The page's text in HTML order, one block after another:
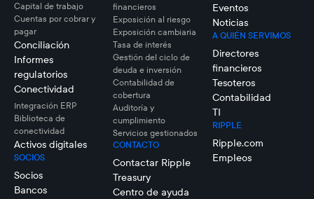
Capital de trabajo
Cuentas por cobrar y
pagar
Conciliación
Informes
regulatorios
Conectividad
Integración ERP
Biblioteca de
conectividad
Activos digitales
SOCIOS
Socios
Bancos
financieros
Exposición al riesgo
Exposición cambiaria
Tasa de interés
Gestión del ciclo de
deuda e inversión
Contabilidad de
cobertura
Auditoría y
cumplimiento
Servicios gestionados
CONTACTO
Contactar Ripple
Treasury
Centro de ayuda
Eventos
Noticias
A QUIÉN SERVIMOS
Directores
financieros
Tesoteros
Contabilidad
TI
RIPPLE
Ripple.com
Empleos